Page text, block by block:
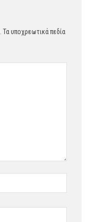
Τα υποχρεωτικά πεδία